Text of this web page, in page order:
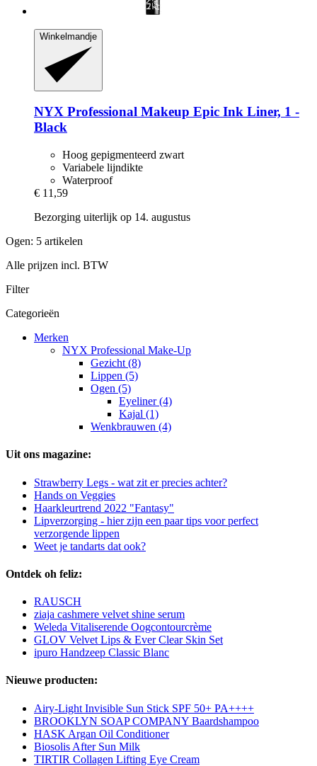
Winkelmandje
NYX Professional Makeup Epic Ink Liner, 1 -​
Black
Hoog gepigmenteerd zwart
Variabele lijndikte
Waterproof
€ 11,59
Bezorging uiterlijk op 14. augustus
Ogen: 5 artikelen
Alle prijzen incl. BTW
Filter
Categorieën
Merken
NYX Professional Make-Up
Gezicht (8)
Lippen (5)
Ogen (5)
Eyeliner (4)
Kajal (1)
Wenkbrauwen (4)
Uit ons magazine:
Strawberry Legs - wat zit er precies achter?
Hands on Veggies
Haarkleurtrend 2022 "Fantasy"
Lipverzorging - hier zijn een paar tips voor perfect
verzorgende lippen
Weet je tandarts dat ook?
Ontdek oh feliz:
RAUSCH
ziaja cashmere velvet shine serum
Weleda Vitaliserende Oogcontourcrème
GLOV Velvet Lips & Ever Clear Skin Set
ipuro Handzeep Classic Blanc
Nieuwe producten:
Airy-Light Invisible Sun Stick SPF 50+ PA++++
BROOKLYN SOAP COMPANY Baardshampoo
HASK Argan Oil Conditioner
Biosolis After Sun Milk
TIRTIR Collagen Lifting Eye Cream